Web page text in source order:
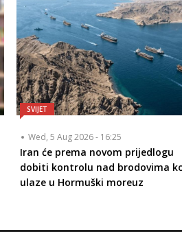
SVIJET
Wed, 5 Aug 2026 - 16:25
Iran će prema novom prijedlogu
dobiti kontrolu nad brodovima
ulaze u Hormuški moreuz